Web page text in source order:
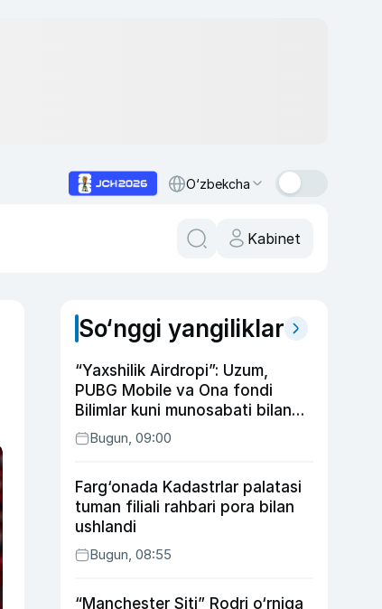
O‘zbekcha
Kabinet
So‘nggi yangiliklar
“Yaxshilik Airdropi”: Uzum,
PUBG Mobile va Ona fondi
Bilimlar kuni munosabati bilan
xayriya tadbirini yo‘lga
qo‘ymoqda
Bugun, 09:00
Farg‘onada Kadastrlar palatasi
tuman filiali rahbari pora bilan
ushlandi
Bugun, 08:55
“Manchester Siti” Rodri o‘rniga